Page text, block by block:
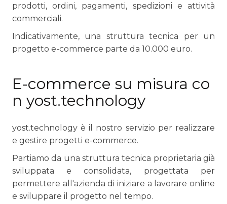
prodotti, ordini, pagamenti, spedizioni e attività
commerciali.
Indicativamente, una struttura tecnica per un
progetto e-commerce parte da 10.000 euro.
E-commerce su misura co
n yost.technology
yost.technology è il nostro servizio per realizzare
e gestire progetti e-commerce.
Partiamo da una struttura tecnica proprietaria già
sviluppata e consolidata, progettata per
permettere all'azienda di iniziare a lavorare online
e sviluppare il progetto nel tempo.